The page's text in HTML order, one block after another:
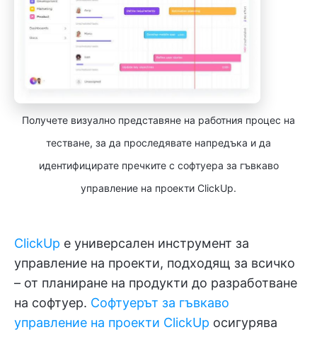
Получете визуално представяне на работния процес на
тестване, за да проследявате напредъка и да
идентифицирате пречките с софтуера за гъвкаво
управление на проекти ClickUp.
ClickUp е универсален инструмент за
управление на проекти, подходящ за всичко
– от планиране на продукти до разработване
на софтуер. Софтуерът за гъвкаво
управление на проекти ClickUp осигурява